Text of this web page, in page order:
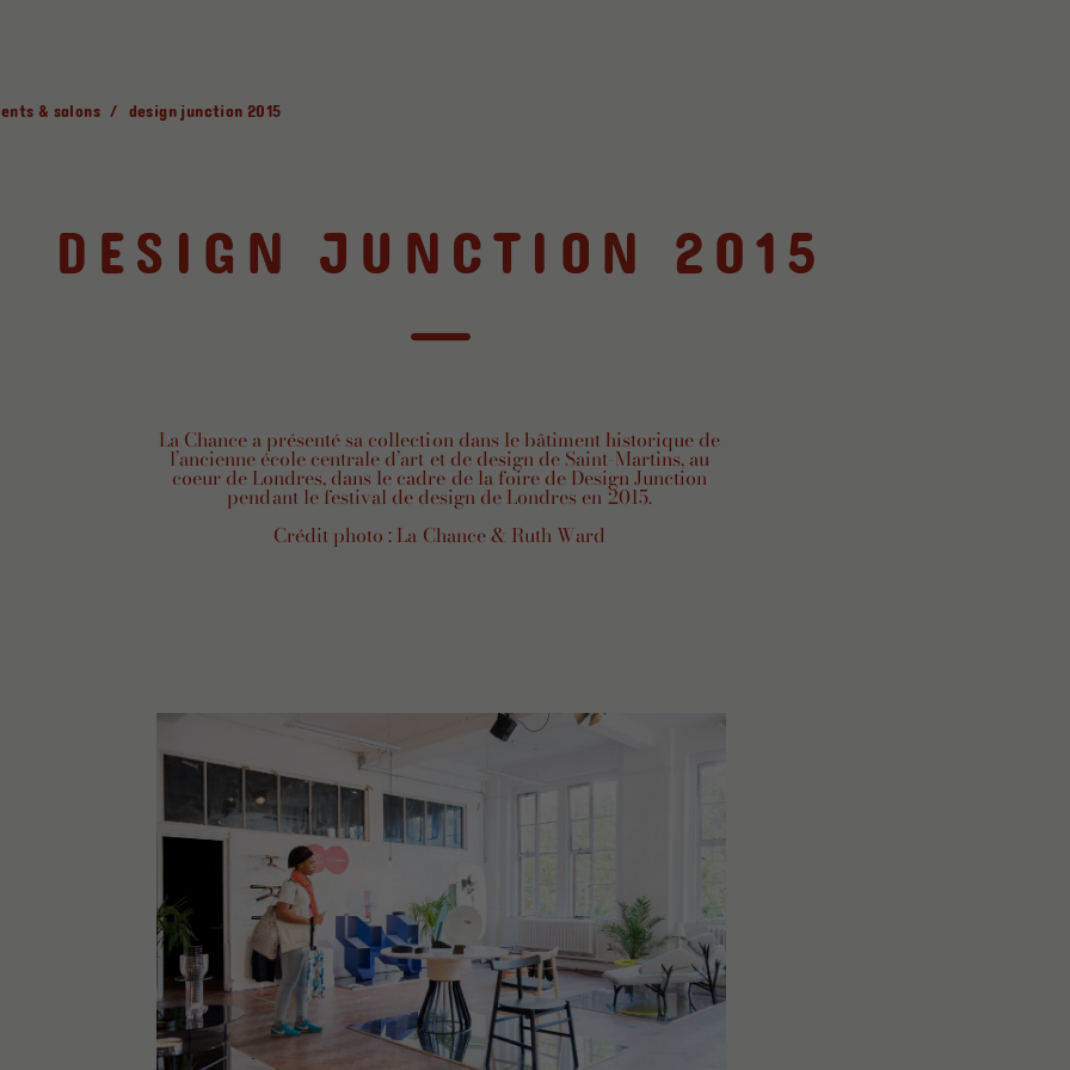
& salons design junction 2015
DESIGN JUNCTION 2015
La Chance a présenté sa collection dans le bâtiment historique de
l’ancienne école centrale d’art et de design de Saint-Martins, au
coeur de Londres, dans le cadre de la foire de Design Junction
pendant le festival de design de Londres en 2015.
Crédit photo : La Chance & Ruth Ward